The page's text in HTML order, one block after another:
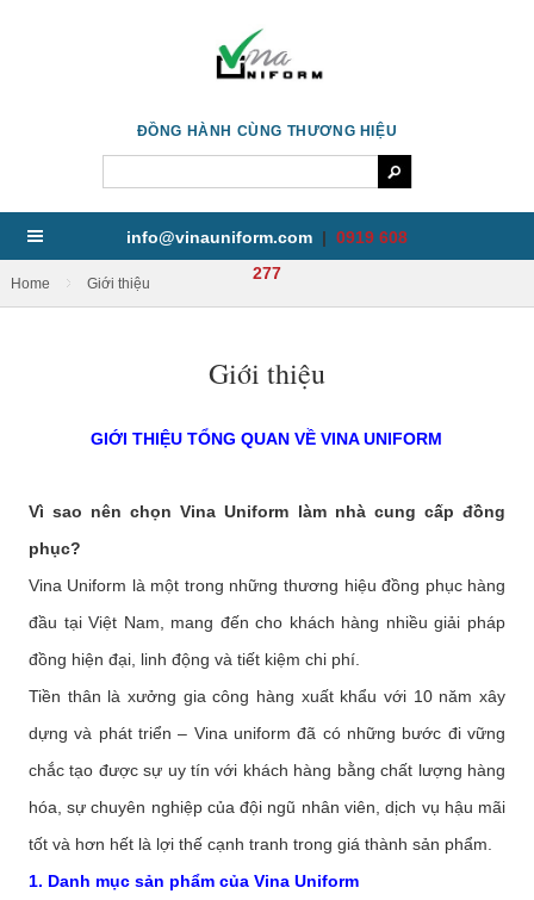
ĐỒNG HÀNH CÙNG THƯƠNG HIỆU
info@vinauniform.com| 0919 608
277
Home / Giới thiệu
Giới thiệu
GIỚI THIỆU TỔNG QUAN VỀ VINA UNIFORM
Vì sao nên chọn Vina Uniform làm nhà cung cấp đồng
phục?
Vina Uniform là một trong những thương hiệu đồng phục hàng
đầu tại Việt Nam, mang đến cho khách hàng nhiều giải pháp
đồng hiện đại, linh động và tiết kiệm chi phí.
Tiền thân là xưởng gia công hàng xuất khẩu với 10 năm xây
dựng và phát triển – Vina uniform đã có những bước đi vững
chắc tạo được sự uy tín với khách hàng bằng chất lượng hàng
hóa, sự chuyên nghiệp của đội ngũ nhân viên, dịch vụ hậu mãi
tốt và hơn hết là lợi thế cạnh tranh trong giá thành sản phẩm.
1. Danh mục sản phẩm của Vina Uniform